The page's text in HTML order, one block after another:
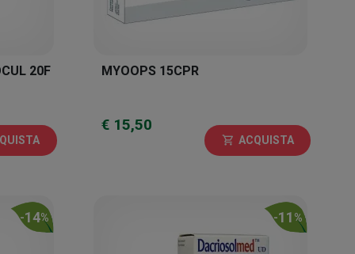
20F MYOOPS 15CPR
€ 15,50
shopping_cart ACQUISTA
-14% -11 %